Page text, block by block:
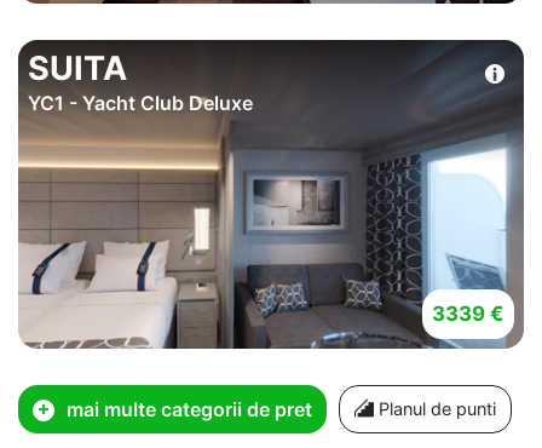
SUITA
YC1 - Yacht Club Deluxe
3339 €
mai multe categorii de pret Planul de punti